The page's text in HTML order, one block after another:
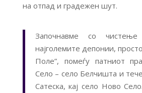
на отпад и градежен шут.
Започнавме со
најголемите депонии,
Поле”, помеѓу патниот
Село – село Белчишта и
Сатеска, кај село Ново